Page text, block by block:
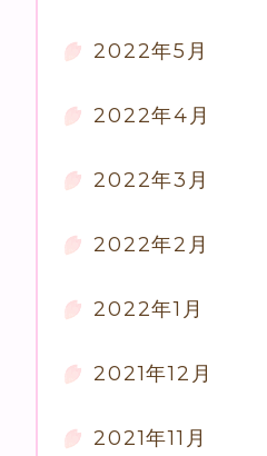
2022年5月
2022年4月
2022年3月
2022年2月
2022年1月
2021年12月
2021年11月